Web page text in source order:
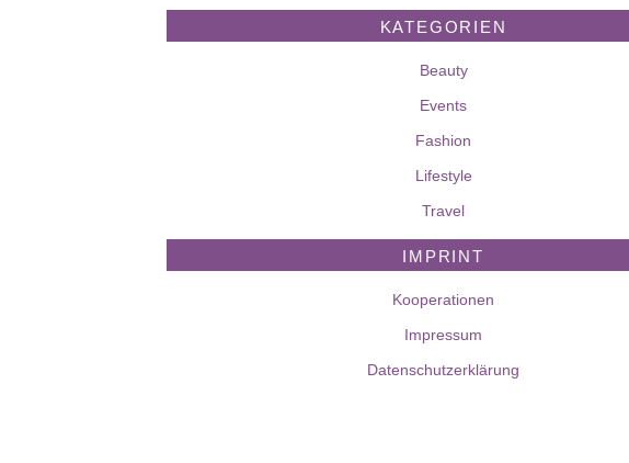
KATEGORIEN
Beauty
Events
Fashion
Lifestyle
Travel
IMPRINT
Kooperationen
Impressum
Datenschutzerklärung